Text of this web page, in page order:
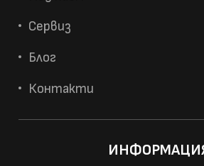
Сервиз
Блог
Контакти